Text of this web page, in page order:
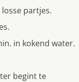
partjes.
in kokend water.
begint te